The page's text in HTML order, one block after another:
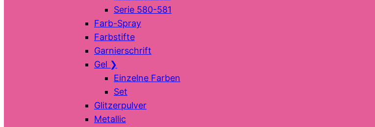
Serie 580-581
Farb-Spray
Farbstifte
Garnierschrift
Gel ❯
Einzelne Farben
Set
Glitzerpulver
Metallic